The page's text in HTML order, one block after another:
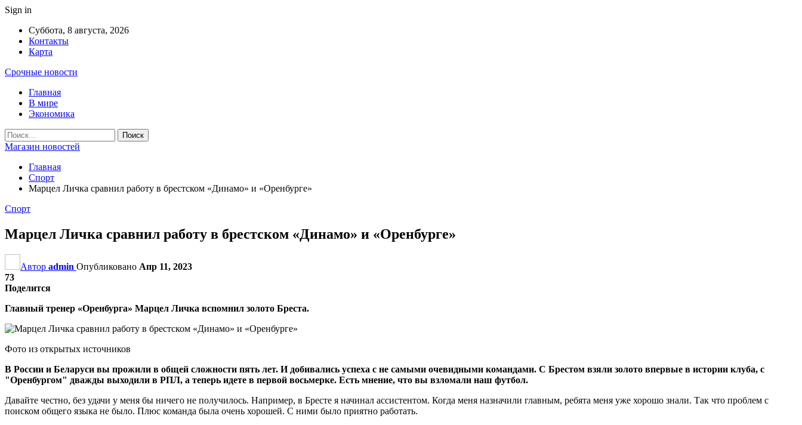
Sign in
Суббота, 8 августа, 2026
Контакты
Карта
Срочные новости
Главная
В мире
Экономика
Магазин новостей
Главная
Спорт
Марцел Личка сравнил работу в брестском «Динамо» и «Оренбурге»
Спорт
Марцел Личка сравнил работу в брестском «Динамо» и «Оренбурге»
Автор admin Опубликовано Апр 11, 2023
73
Поделится
Главный тренер «Оренбурга» Марцел Личка вспомнил золото Бреста.
Фото из открытых источников
В России и Беларуси вы прожили в общей сложности пять лет. И добивались успеха с не самыми очевидными командами. С Брестом взяли золото впервые в истории клуба, с
"Оренбургом" дважды выходили в РПЛ, а теперь идете в первой восьмерке. Есть мнение, что вы взломали наш футбол.
Давайте честно, без удачи у меня бы ничего не получилось. Например, в Бресте я начинал ассистентом. Когда меня назначили главным, ребята меня уже хорошо знали. Так что проблем с
поиском общего языка не было. Плюс команда была очень хорошей. С ними было приятно работать.